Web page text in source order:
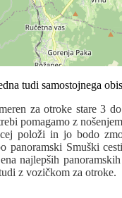
za otroke stare 3
pomagamo z
položi in jo bodo
panoramski Smuški
najlepših
z vozičkom za otroke.